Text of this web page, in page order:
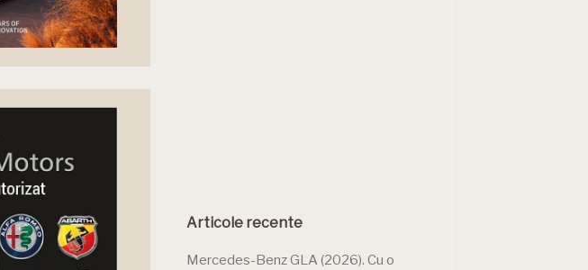
Articole recente
Mercedes-Benz GLA (2026). Cu o